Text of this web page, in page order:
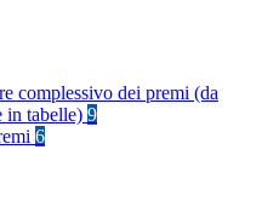
complessivo dei premi (da
in tabelle) 9
6